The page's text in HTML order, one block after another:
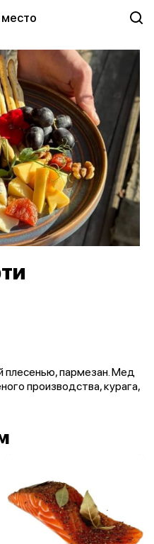
плесенью, пармезан. Мед
производства, курага,